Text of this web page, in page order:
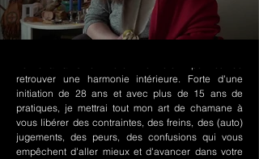
retrouver une harmonie intérieure. Forte d'une
initiation de 28 ans et avec plus de 15 ans de
pratiques, je mettrai tout mon art de chamane à
vous libérer des contraintes, des freins, des (auto)
jugements, des peurs, des confusions qui vous
empêchent d'aller mieux et d'avancer dans votre